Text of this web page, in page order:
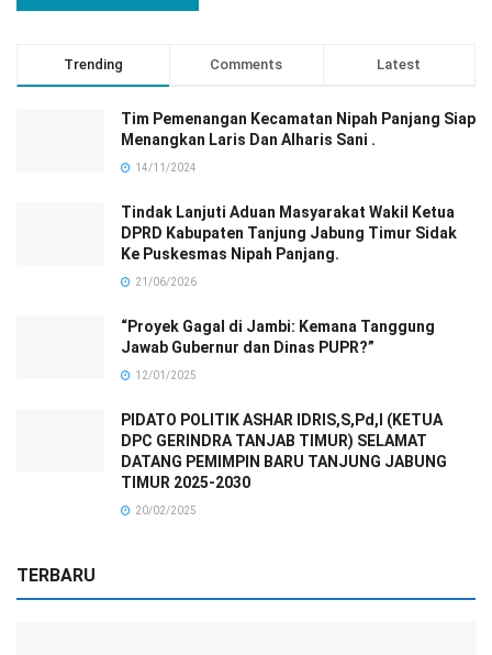
Trending Comments Latest
Tim Pemenangan Kecamatan Nipah Panjang Siap
Menangkan Laris Dan Alharis Sani .
14/11/2024
Tindak Lanjuti Aduan Masyarakat Wakil Ketua
DPRD Kabupaten Tanjung Jabung Timur Sidak
Ke Puskesmas Nipah Panjang.
21/06/2026
“Proyek Gagal di Jambi: Kemana Tanggung
Jawab Gubernur dan Dinas PUPR?”
12/01/2025
PIDATO POLITIK ASHAR IDRIS,S,Pd,I (KETUA
DPC GERINDRA TANJAB TIMUR) SELAMAT
DATANG PEMIMPIN BARU TANJUNG JABUNG
TIMUR 2025-2030
20/02/2025
TERBARU